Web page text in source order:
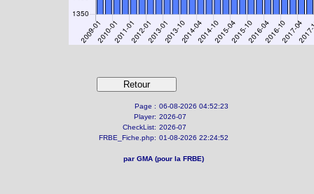
Page : 06-08-2026 04:52:23
Player: 2026-07
CheckList: 2026-07
FRBE_Fiche.php: 01-08-2026 22:24:52
par GMA (pour la FRBE)